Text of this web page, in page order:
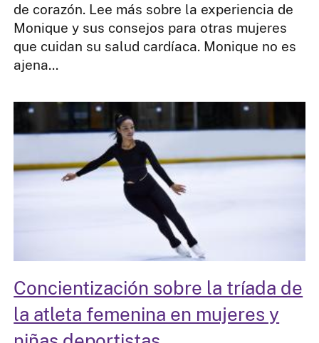
de corazón. Lee más sobre la experiencia de
Monique y sus consejos para otras mujeres
que cuidan su salud cardíaca. Monique no es
ajena...
Concientización sobre la tríada de
la atleta femenina en mujeres y